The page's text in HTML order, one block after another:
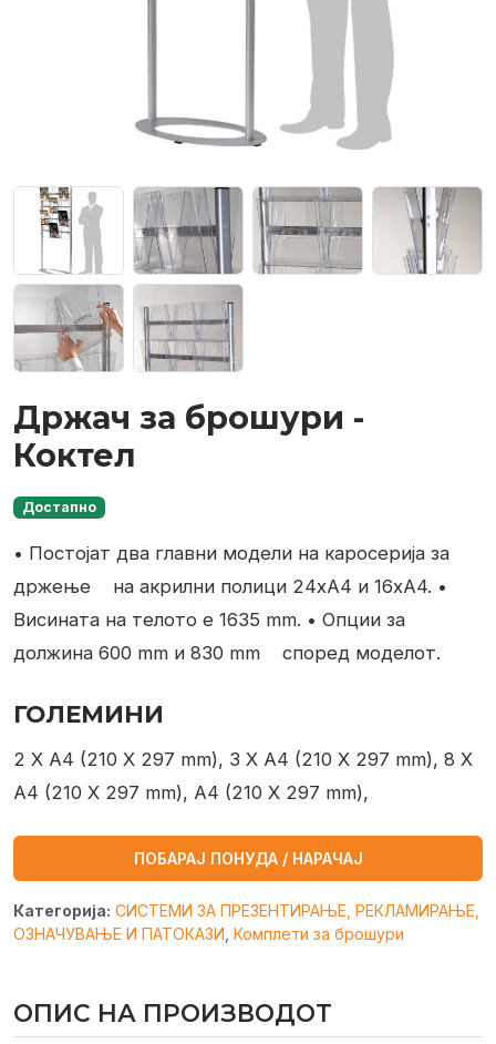
Држач за брошури -
Коктел
Достапно
• Постојат два главни модели на каросерија за
држење
на акрилни полици 24xA4 и 16xA4. •
Висината на телото е 1635 mm. • Опции за
должина 600 mm и 830 mm
според моделот.
ГОЛЕМИНИ
2 X A4 (210 X 297 mm), 3 X A4 (210 X 297 mm), 8 X
A4 (210 X 297 mm), A4 (210 X 297 mm),
ПОБАРАЈ ПОНУДА / НАРАЧАЈ
Категорија: СИСТЕМИ ЗА ПРЕЗЕНТИРАЊЕ, РЕКЛАМИРАЊЕ,
ОЗНАЧУВАЊЕ И ПАТОКАЗИ Комплети за брошури
ОПИС НА ПРОИЗВОДОТ